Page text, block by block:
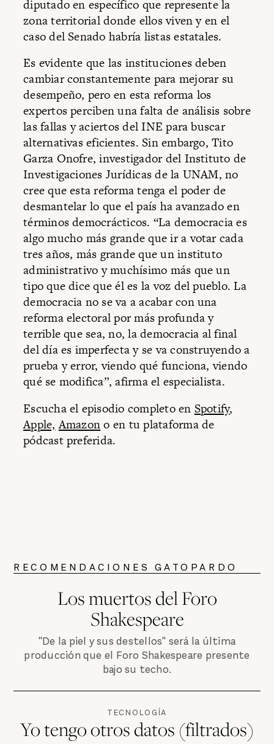
diputado en específico que represente la
zona territorial donde ellos viven y en el
caso del Senado habría listas estatales.
Es evidente que las instituciones deben
cambiar constantemente para mejorar su
desempeño, pero en esta reforma los
expertos perciben una falta de análisis sobre
las fallas y aciertos del INE para buscar
alternativas eficientes. Sin embargo, Tito
Garza Onofre, investigador del Instituto de
Investigaciones Jurídicas de la UNAM, no
cree que esta reforma tenga el poder de
desmantelar lo que el país ha avanzado en
términos democrácticos. “La democracia es
algo mucho más grande que ir a votar cada
tres años, más grande que un instituto
administrativo y muchísimo más que un
tipo que dice que él es la voz del pueblo. La
democracia no se va a acabar con una
reforma electoral por más profunda y
terrible que sea, no, la democracia al final
del día es imperfecta y se va construyendo a
prueba y error, viendo qué funciona, viendo
qué se modifica”, afirma el especialista.
Escucha el episodio completo en Spotify,
Apple, Amazono en tu plataforma de
pódcast preferida.
RECOMENDACIONES GATOPARDO
Los muertos del Foro
Shakespeare
"De la piel y sus destellos" será la última
producción que el Foro Shakespeare presente
bajo su techo.
TECNOLOGÍA
Yo tengo otros datos (filtrados)